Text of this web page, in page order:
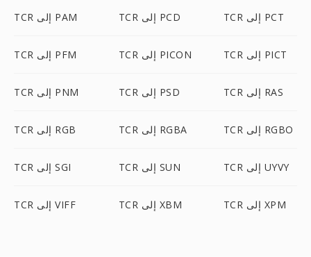
TCR إلى PAM TCR إلى PCD TCR إلى PCT
TCR إلى PFM TCR إلى PICON TCR إلى PICT
TCR إلى PNM TCR إلى PSD TCR إلى RAS
TCR إلى RGB TCR إلى RGBA TCR إلى RGBO
TCR إلى SGI TCR إلى SUN TCR إلى UYVY
TCR إلى VIFF TCR إلى XBM TCR إلى XPM